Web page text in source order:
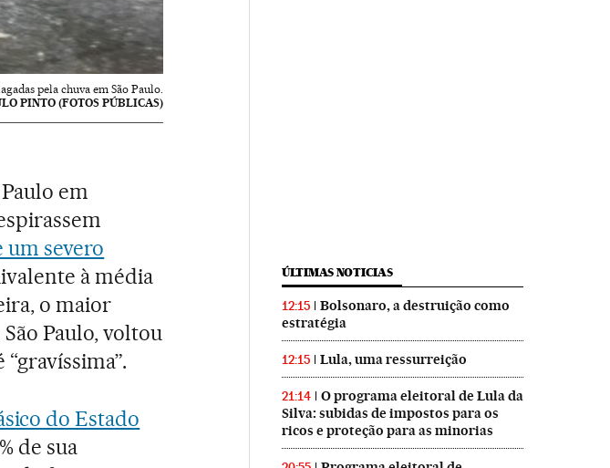
pela chuva em São Paulo.
PINTO (FOTOS PÚBLICAS)
em
um severo
à média
o maior
Paulo, voltou
do Estado
de sua
ÚLTIMAS NOTICIAS
12:15
Bolsonaro, a destruição como
estratégia
12:15 Lula, uma ressurreição
21:14
O programa eleitoral de Lula da
Silva: subidas de impostos para os
ricos e proteção para as minorias